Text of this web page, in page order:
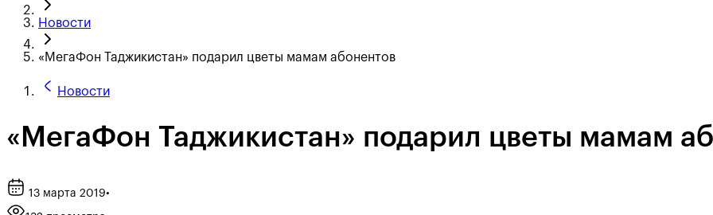
Новости
«МегаФон Таджикистан» подарил цветы мамам абонентов
Новости
«МегаФон Таджикистан» подарил цветы мамам
13 марта 2019•